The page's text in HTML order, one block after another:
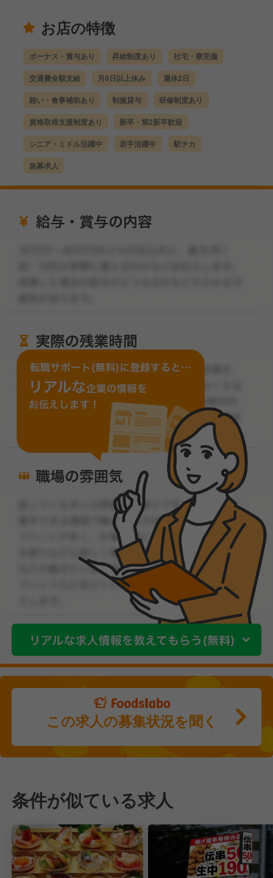
お店の特徴
ボーナス・賞与あり 昇給制度あり 社宅・寮完備
交通費全額支給 月8日以上休み 週休2日
賄い・食事補助あり 制服貸与 研修制度あり
資格取得支援制度あり 新卒・第2新卒歓迎
シニア・ミドル活躍中 若手活躍中 駅チカ
急募求人
この求人の募集状況を聞く
条件が似ている求人